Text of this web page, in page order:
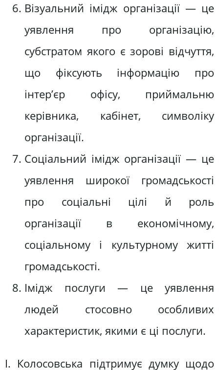
Візуальний імідж організації — це
уявлення про організацію,
субстратом якого є зорові відчуття,
що фіксують інформацію про
інтер’єр офісу, приймальню
керівника, кабінет, символіку
організації.
Соціальний імідж організації — це
уявлення широкої громадськості
про соціальні цілі й роль
організації в економічному,
соціальному і культурному житті
громадськості.
Імідж послуги — це уявлення
людей стосовно особливих
характеристик, якими є ці послуги.
І. Колосовська підтримує думку щодо